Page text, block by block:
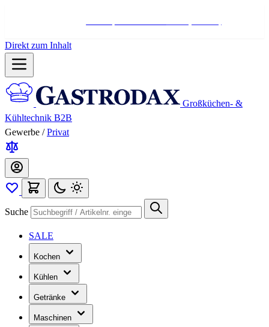
Direkt zum Inhalt
Großküchen- &
Kühltechnik B2B
Gewerbe / Privat
Suche
SALE
Kochen
Kühlen
Getränke
Maschinen